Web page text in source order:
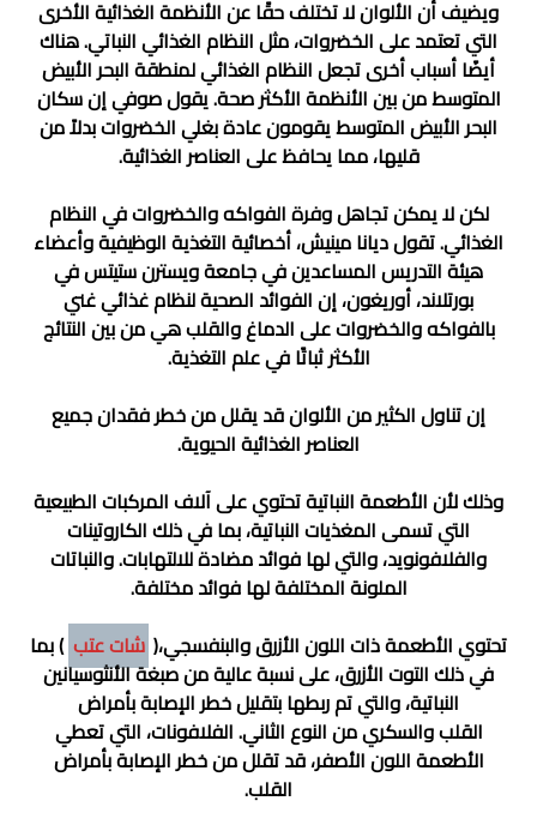
ويضيف أن الألوان لا تختلف حقًا عن الأنظمة الغذائية الأخرى
التي تعتمد على الخضروات، مثل النظام الغذائي النباتي. هناك
أيضًا أسباب أخرى تجعل النظام الغذائي لمنطقة البحر الأبيض
المتوسط ​​من بين الأنظمة الأكثر صحة. يقول صوفي إن سكان
البحر الأبيض المتوسط ​​يقومون عادة بغلي الخضروات بدلاً من
قليها، مما يحافظ على العناصر الغذائية.
لكن لا يمكن تجاهل وفرة الفواكه والخضروات في النظام
الغذائي. تقول ديانا مينيش، أخصائية التغذية الوظيفية وأعضاء
هيئة التدريس المساعدين في جامعة ويسترن ستيتس في
بورتلاند، أوريغون، إن الفوائد الصحية لنظام غذائي غني
بالفواكه والخضروات على الدماغ والقلب هي من بين النتائج
الأكثر ثباتًا في علم التغذية.
إن تناول الكثير من الألوان قد يقلل من خطر فقدان جميع
العناصر الغذائية الحيوية.
وذلك لأن الأطعمة النباتية تحتوي على آلاف المركبات الطبيعية
التي تسمى المغذيات النباتية، بما في ذلك الكاروتينات
والفلافونويد، والتي لها فوائد مضادة للالتهابات. والنباتات
الملونة المختلفة لها فوائد مختلفة.
تحتوي الأطعمة ذات اللون الأزرق والبنفسجي،( شات عتب ) بما
في ذلك التوت الأزرق، على نسبة عالية من صبغة الأنثوسيانين
النباتية، والتي تم ربطها بتقليل خطر الإصابة بأمراض
القلب والسكري من النوع الثاني. الفلافونات، التي تعطي
الأطعمة اللون الأصفر، قد تقلل من خطر الإصابة بأمراض
القلب.